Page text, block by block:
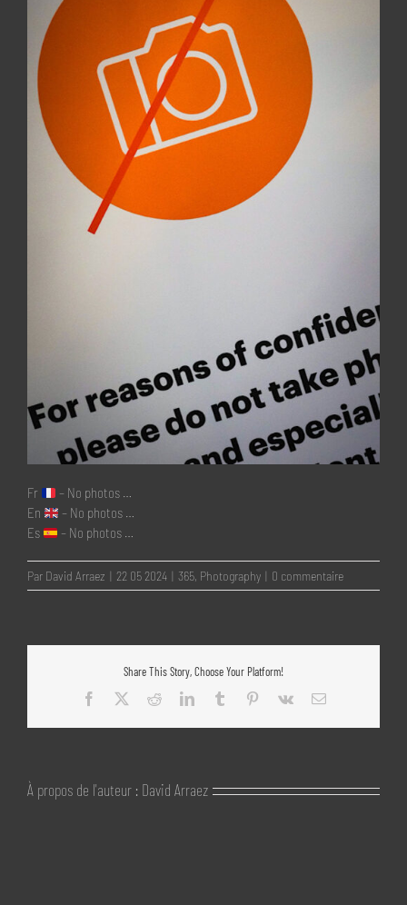
Fr
– No photos …
En
– No photos …
Es
– No photos …
Par David Arraez | 22 05 2024 | 365, Photography | 0 commentaire
Share This Story, Choose Your Platform!
Facebook
RedditLinkedInTumblr Pinterest
Vk Email
À propos de l'auteur : David Arraez